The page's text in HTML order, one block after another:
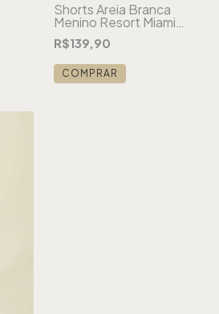
Shorts Areia Branca
Menino Resort Miami
Estampado Branco
R$139,90
COMPRAR